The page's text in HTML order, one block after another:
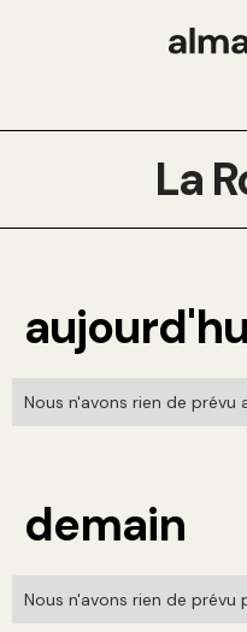
La
Nous n'avons rien de prévu
demain
Nous n'avons rien de prévu